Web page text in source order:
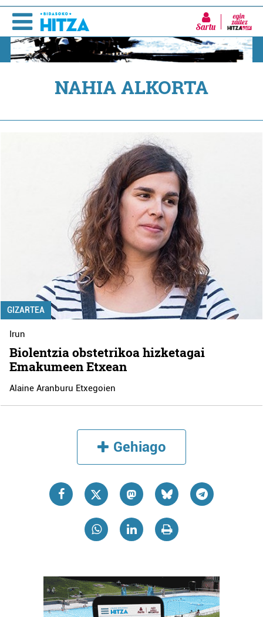
Sartu
NAHIA ALKORTA
GIZARTEA
Irun
Biolentzia obstetrikoa hizketagai
Emakumeen Etxean
Alaine Aranburu Etxegoien
Gehiago